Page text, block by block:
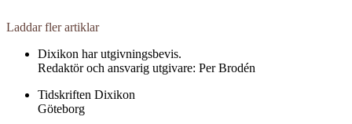
Laddar fler artiklar
Dixikon har utgivningsbevis.
Redaktör och ansvarig utgivare: Per Brodén
Tidskriften Dixikon
Göteborg